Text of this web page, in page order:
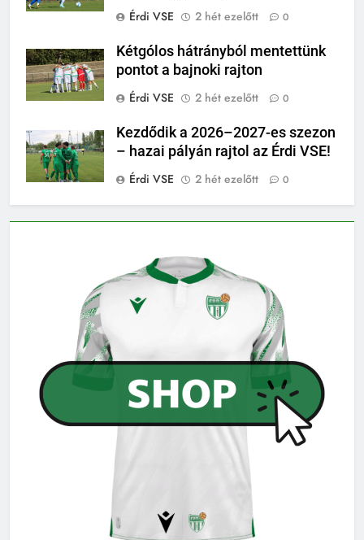
Érdi VSE
2 hét ezelőtt 0
Kétgólos hátrányból mentettünk
pontot a bajnoki rajton
Érdi VSE
2 hét ezelőtt 0
Kezdődik a 2026–2027-es szezon
– hazai pályán rajtol az Érdi VSE!
Érdi VSE
2 hét ezelőtt 0